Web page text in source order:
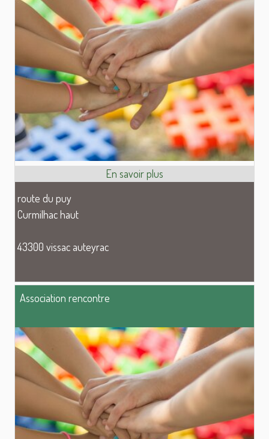
route du puy
Curmilhac haut
43300 vissac auteyrac
Association rencontre